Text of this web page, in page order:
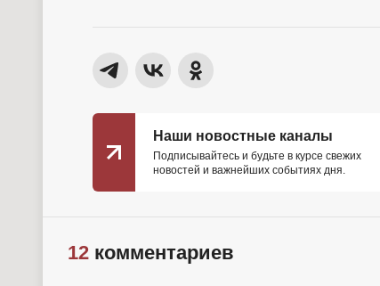
Наши новостные каналы
Подписывайтесь и будьте в курсе свежих
новостей и важнейших событиях дня.
12 комментариев